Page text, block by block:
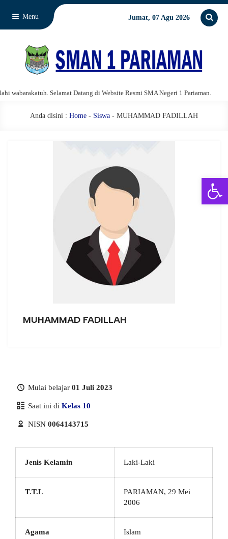
Menu Jumat, 07 Agu 2026
Selamat Datang di Website Resmi SMA Negeri 1 Pariaman.
Anda disini : Home - Siswa - MUHAMMAD FADILLAH
MUHAMMAD FADILLAH
Mulai belajar 01 Juli 2023
Saat ini di Kelas 10
NISN 0064143715
Jenis Kelamin Laki-Laki
T.T.L
PARIAMAN, 29 Mei
2006
Agama Islam